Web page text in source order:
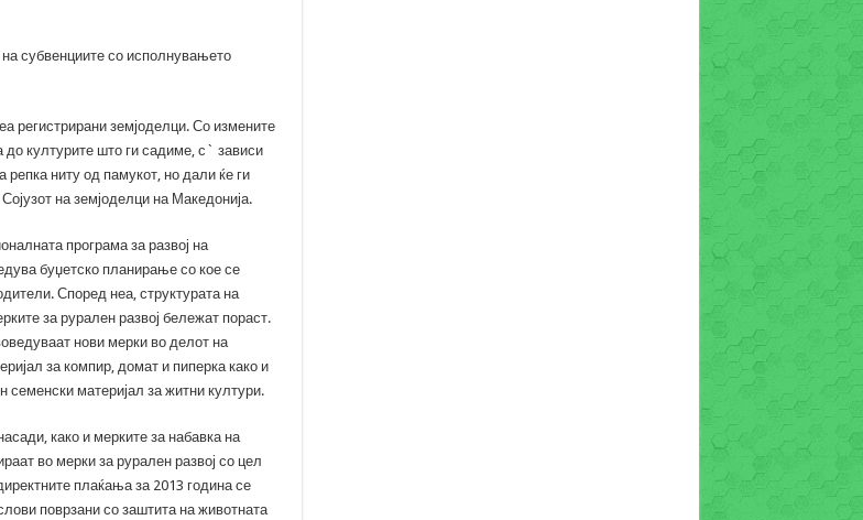
субвенциите со исполнувањето
регистрирани земјоделци. Со измените
до културите што ги садиме, с` зависи
ниту од памукот, но дали ќе ги
на земјоделци на Македонија.
програма за развој на
буџетско планирање со кое се
Според неа, структурата на
за рурален развој бележат пораст.
нови мерки во делот на
за компир, домат и пиперка како и
материјал за житни култури.
како и мерките за набавка на
во мерки за рурален развој со цел
плаќања за 2013 година се
поврзани со заштита на животната